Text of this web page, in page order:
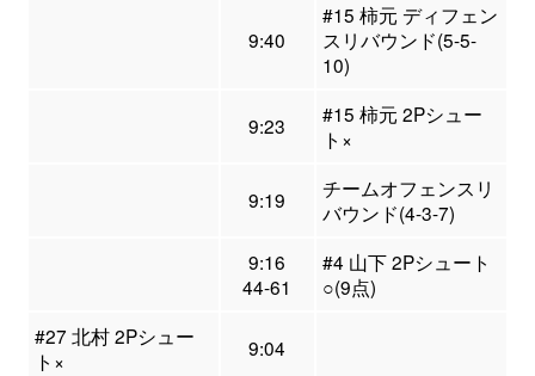
9:40
#15 柿元 ディフェン
スリバウンド(5-5-
10)
9:23
#15 柿元 2Pシュー
ト×
9:19
チームオフェンスリ
バウンド(4-3-7)
9:16
44-61
#4 山下 2Pシュート
○(9点)
#27 北村 2Pシュー
ト×
9:04